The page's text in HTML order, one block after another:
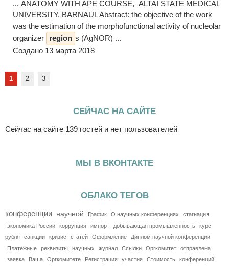
... ANATOMY WITH APE COURSE, ALTAI STATE MEDICAL
UNIVERSITY, BARNAUL Abstract: the objective of the work
was the estimation of the morphofunctional activity of nucleolar
organizer
region s (AgNOR) ...
Создано 13 марта 2018
1 2 3
СЕЙЧАС НА САЙТЕ
Сейчас на сайте 139 гостей и нет пользователей
МЫ В ВКОНТАКТЕ
ОБЛАКО ТЕГОВ
конференции научной График О научных конференциях
стагнация
экономика России
коррупция импорт добывающая промышленность
курс
рубля
санкции кризис статей Оформление
Диплом научной конференции
Платежные
реквизиты научных журнал Ссылки Оргкомитет
отправлена
заявка
Ваша Оргкомитете Регистрация участия Стоимость
конференций